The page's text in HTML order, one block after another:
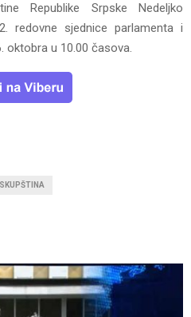
Republike Srpske Nedeljko
redovne sjednice parlamenta i
oktobra u 10.00 časova.